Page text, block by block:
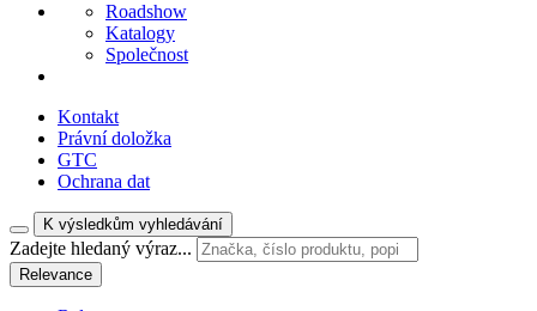
Roadshow
Katalogy
Společnost
Kontakt
Právní doložka
GTC
Ochrana dat
K výsledkům vyhledávání
Zadejte hledaný výraz...
Relevance